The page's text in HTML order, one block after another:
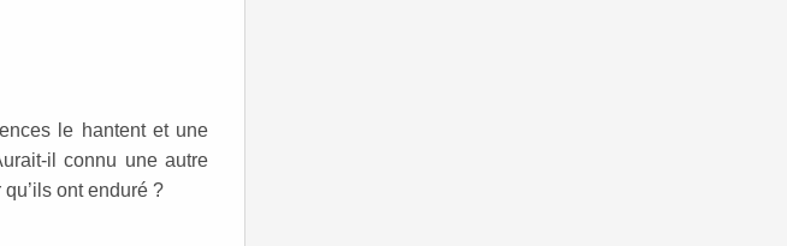
le hantent et une
il connu une autre
ont enduré ?